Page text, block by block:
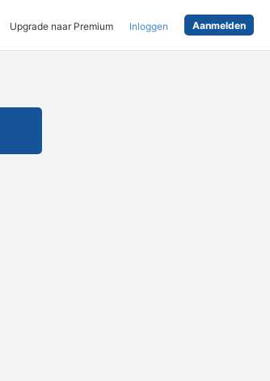
Upgrade naar Premium Inloggen Aanmelden